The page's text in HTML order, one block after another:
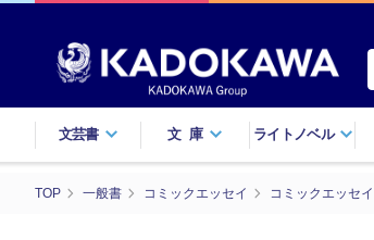
文芸書 文庫 ライトノベル
TOP 一般書 コミックエッセイ コミックエッセイ